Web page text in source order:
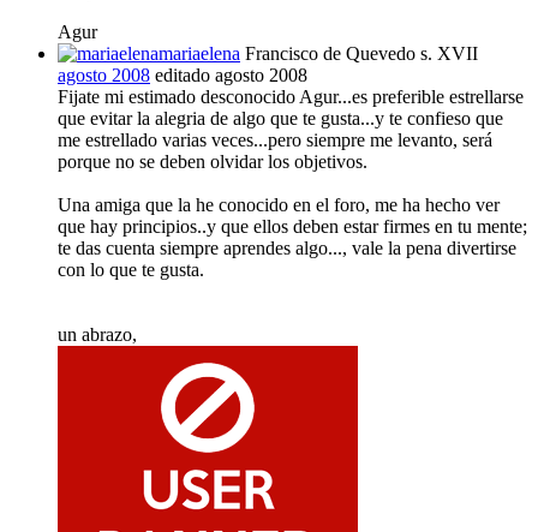
Agur
mariaelena Francisco de Quevedo s. XVII
agosto 2008 editado agosto 2008
Fijate mi estimado desconocido Agur...es preferible estrellarse
que evitar la alegria de algo que te gusta...y te confieso que
me estrellado varias veces...pero siempre me levanto, será
porque no se deben olvidar los objetivos.
Una amiga que la he conocido en el foro, me ha hecho ver
que hay principios..y que ellos deben estar firmes en tu mente;
te das cuenta siempre aprendes algo..., vale la pena divertirse
con lo que te gusta.
un abrazo,